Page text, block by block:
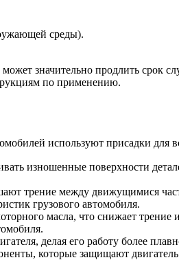
среды).
значительно продлить
по применению.
используют присадки для
изношенные поверхности
трение между движущимися
грузового автомобиля.
масла, что снижает
делая его работу более
которые защищают